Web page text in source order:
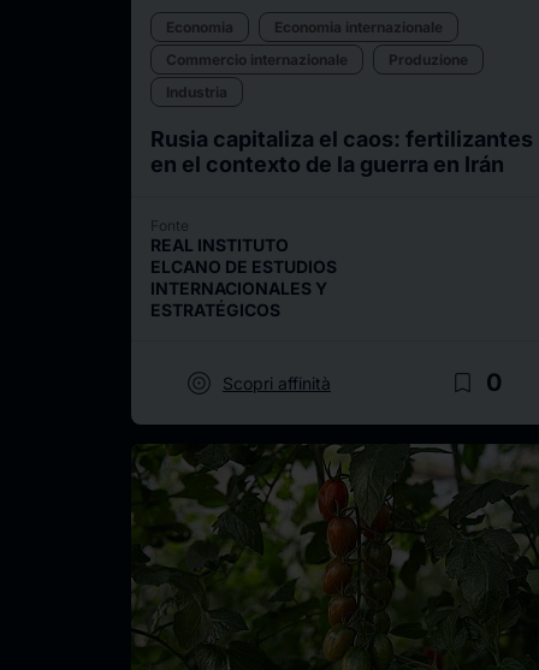
Economia
Economia internazionale
Commercio internazionale
Produzione
Industria
Rusia capitaliza el caos: fertilizantes
en el contexto de la guerra en Irán
Fonte
REAL INSTITUTO
ELCANO DE ESTUDIOS
INTERNACIONALES Y
ESTRATÉGICOS
target Scopri affinità bookmark_border 0